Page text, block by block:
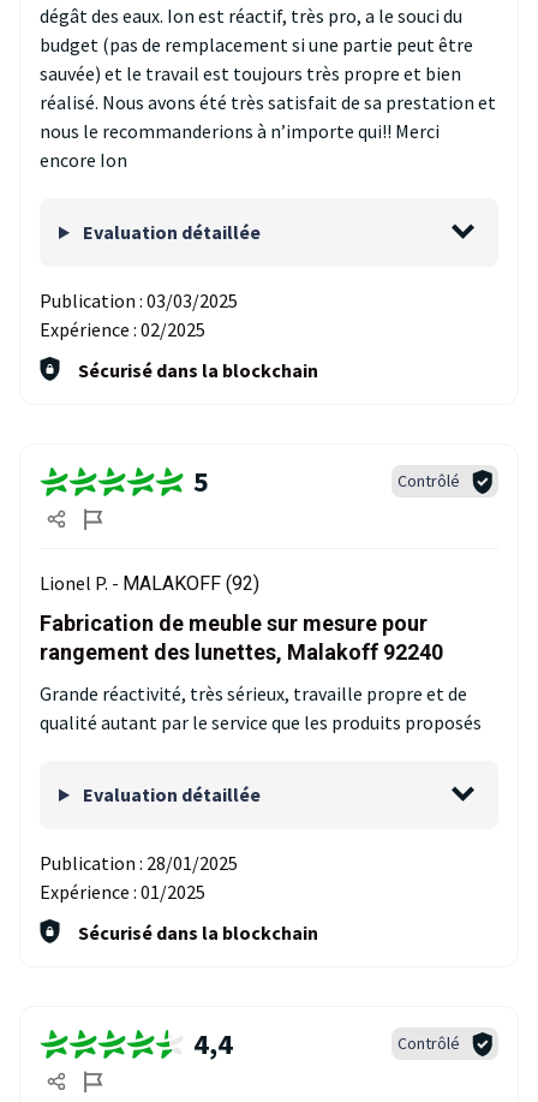
dégât des eaux. Ion est réactif, très pro, a le souci du
budget (pas de remplacement si une partie peut être
sauvée) et le travail est toujours très propre et bien
réalisé. Nous avons été très satisfait de sa prestation et
nous le recommanderions à n’importe qui!! Merci
encore Ion
Evaluation détaillée
Publication : 03/03/2025
Expérience : 02/2025
Sécurisé dans la blockchain
5 Contrôlé
Lionel P. - MALAKOFF (92)
Fabrication de meuble sur mesure pour
rangement des lunettes, Malakoff 92240
Grande réactivité, très sérieux, travaille propre et de
qualité autant par le service que les produits proposés
Evaluation détaillée
Publication : 28/01/2025
Expérience : 01/2025
Sécurisé dans la blockchain
4,4 Contrôlé